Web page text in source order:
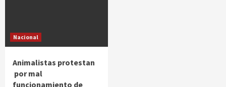
Nacional
Animalistas protestan
por mal
funcionamiento de